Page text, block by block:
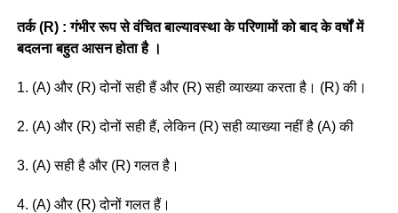
तर्क (R) : गंभीर रूप से वंचित बाल्यावस्था के परिणामों को बाद के वर्षों में
बदलना बहुत आसन होता है ।
1. (A) और (R) दोनों सही हैं और (R) सही व्याख्या करता है। (R) की।
2. (A) और (R) दोनों सही हैं, लेकिन (R) सही व्याख्या नहीं है (A) की
3. (A) सही है और (R) गलत है।
4. (A) और (R) दोनों गलत हैं।